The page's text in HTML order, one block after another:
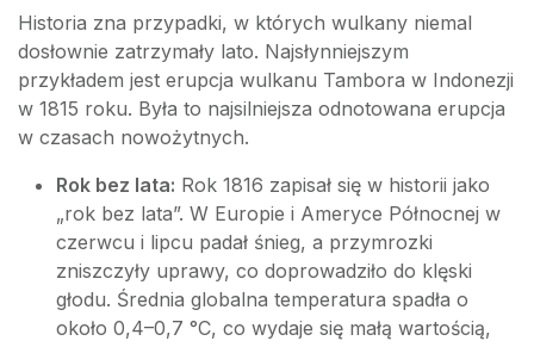
Historia zna przypadki, w których wulkany niemal
dosłownie zatrzymały lato. Najsłynniejszym
przykładem jest erupcja wulkanu Tambora w Indonezji
w 1815 roku. Była to najsilniejsza odnotowana erupcja
w czasach nowożytnych.
Rok bez lata: Rok 1816 zapisał się w historii jako
„rok bez lata”. W Europie i Ameryce Północnej w
czerwcu i lipcu padał śnieg, a przymrozki
zniszczyły uprawy, co doprowadziło do klęski
głodu. Średnia globalna temperatura spadła o
około 0,4–0,7 °C, co wydaje się małą wartością,